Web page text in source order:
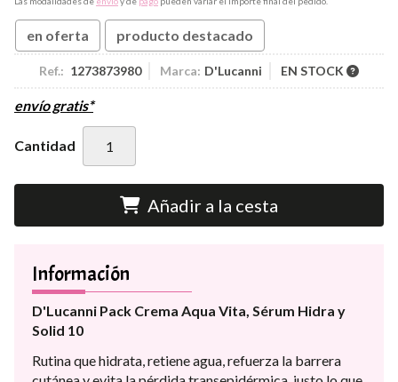
en oferta producto destacado
Ref.: 1273873980 Marca: D'Lucanni EN STOCK
envío gratis*
Cantidad
Añadir a la cesta
Información
D'Lucanni Pack Crema Aqua Vita, Sérum Hidra y
Solid 10
Rutina que hidrata, retiene agua, refuerza la barrera